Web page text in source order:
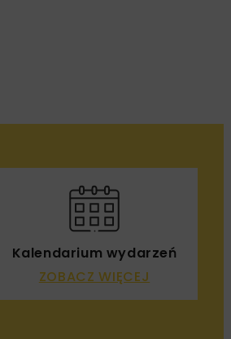
Kalendarium wydarzeń
ZOBACZ WIĘCEJ